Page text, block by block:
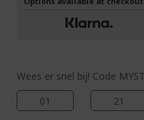
Wees er snel bij! Code
01
21